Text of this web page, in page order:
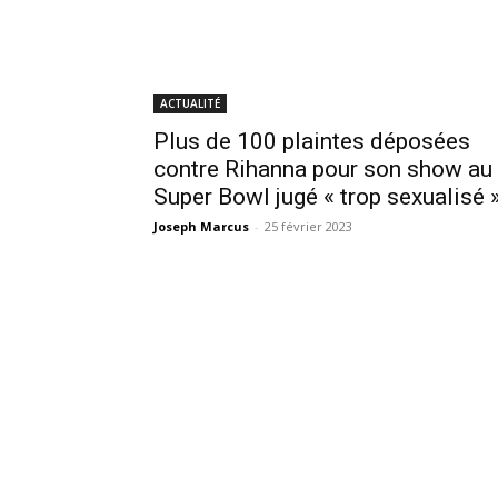
ACTUALITÉ
Plus de 100 plaintes déposées
contre Rihanna pour son show au
Super Bowl jugé « trop sexualisé
Joseph Marcus - 25 février 2023